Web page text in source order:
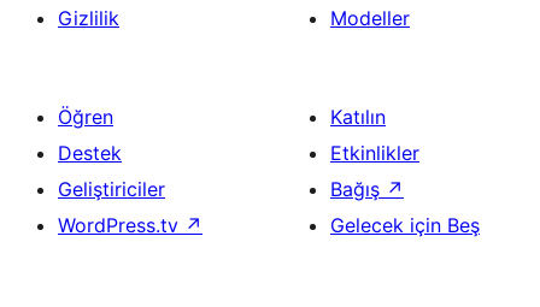
Gizlilik
Modeller
Öğren
Destek
Geliştiriciler
WordPress.tv ↗
Katılın
Etkinlikler
Bağış ↗
Gelecek için Beş